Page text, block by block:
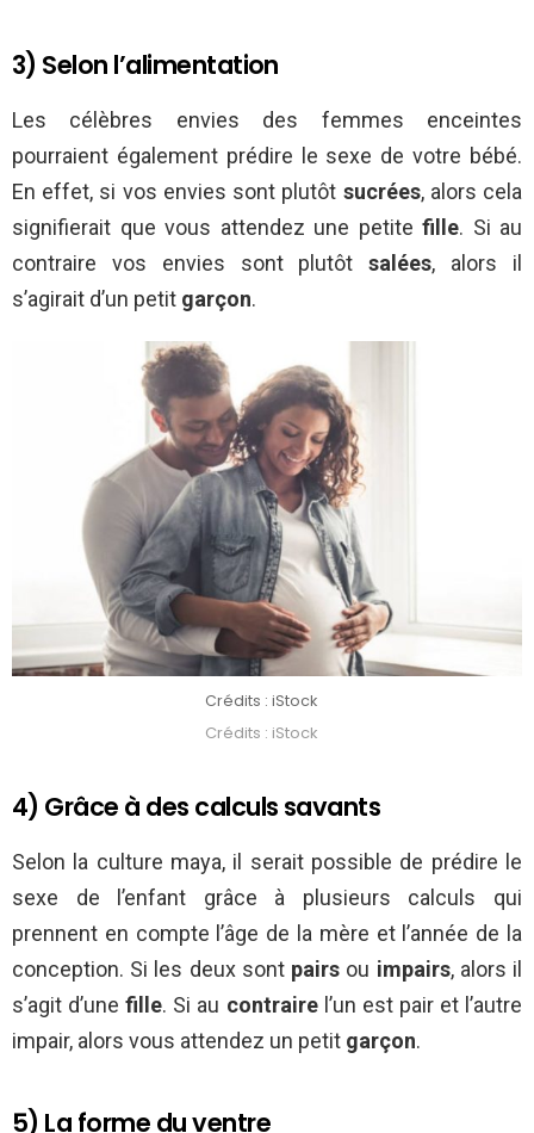
3) Selon l’alimentation
Les célèbres envies des femmes enceintes
pourraient également prédire le sexe de votre bébé.
En effet, si vos envies sont plutôt sucrées, alors cela
signifierait que vous attendez une petite fille. Si au
contraire vos envies sont plutôtsalées, alors il
s’agirait d’un petit garçon.
Crédits : iStock
Crédits : iStock
4) Grâce à des calculs savants
Selon la culture maya, il serait possible de prédire le
sexe de l’enfant grâce à plusieurs calculs qui
prennent en compte l’âge de la mère et l’année de la
conception. Si les deux sont pairs ou impairs, alors il
s’agit d’unefille. Si au contrairel’un est pair et l’autre
impair, alors vous attendez un petit garçon.
5) La forme du ventre